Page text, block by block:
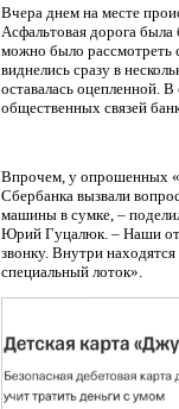
Вчера днем на месте
Асфальтовая дорога была
можно было рассмотреть
виднелись сразу в
оставалась оцепленной.
общественных связей
Впрочем, у опрошенных
Сбербанка вызвали
машины в сумке, –
Юрий Гуцалюк. – Наши
звонку. Внутри
специальный лоток».